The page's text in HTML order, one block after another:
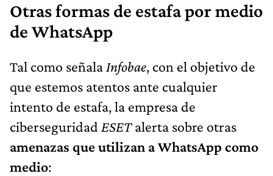
Otras formas de estafa por medio
de WhatsApp
Tal como señala Infobae, con el objetivo de
que estemos atentos ante cualquier
intento de estafa, la empresa de
ciberseguridad ESETalerta sobre otras
amenazas que utilizan a WhatsApp como
medio: